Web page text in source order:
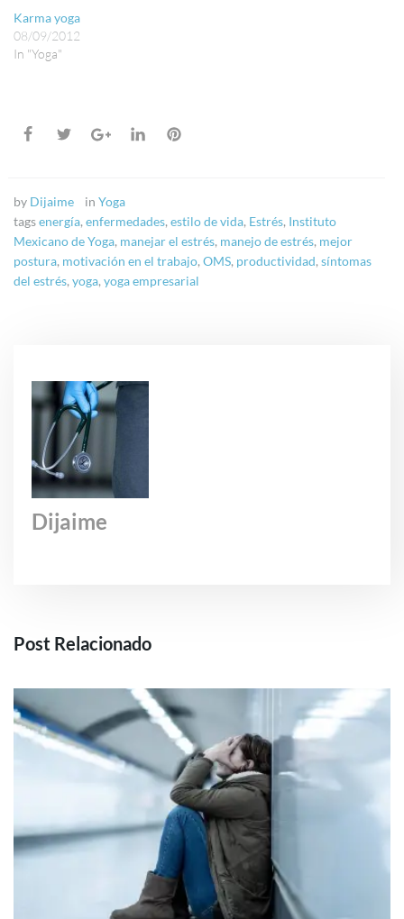
Karma yoga
08/09/2012
In "Yoga"
by Dijaime in Yoga
tagsenergía,enfermedades,estilo de vida, Estrés, Instituto
Mexicano de Yoga, manejar el estrés, manejo de estrés, mejor
postura, motivación en el trabajo,OMS, productividad,síntomas
del estrés,yoga,yoga empresarial
Dijaime
Post Relacionado